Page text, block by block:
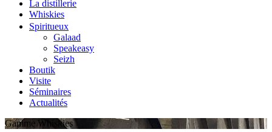
La distillerie
Whiskies
Spiritueux
Galaad
Speakeasy
Seizh
Boutik
Visite
Séminaires
Actualités
Gamme Whiskies